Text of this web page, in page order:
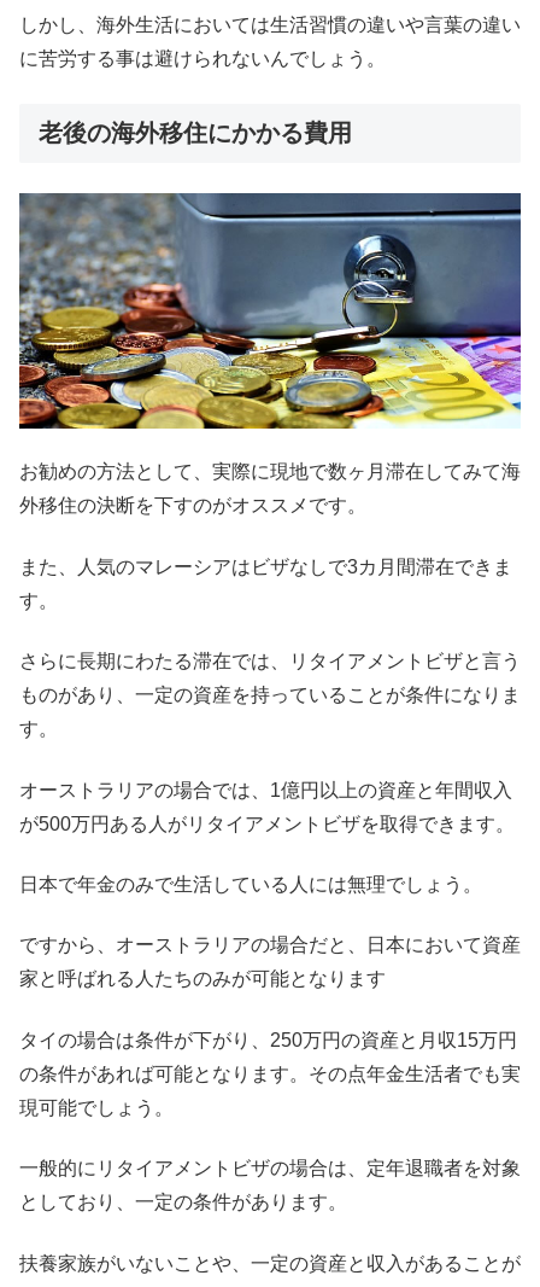
しかし、海外生活においては生活習慣の違いや言葉の違い
に苦労する事は避けられないんでしょう。
老後の海外移住にかかる費用
お勧めの方法として、実際に現地で数ヶ月滞在してみて海
外移住の決断を下すのがオススメです。
また、人気のマレーシアはビザなしで3カ月間滞在できま
す。
さらに長期にわたる滞在では、リタイアメントビザと言う
ものがあり、一定の資産を持っていることが条件になりま
す。
オーストラリアの場合では、1億円以上の資産と年間収入
が500万円ある人がリタイアメントビザを取得できます。
日本で年金のみで生活している人には無理でしょう。
ですから、オーストラリアの場合だと、日本において資産
家と呼ばれる人たちのみが可能となります
タイの場合は条件が下がり、250万円の資産と月収15万円
の条件があれば可能となります。その点年金生活者でも実
現可能でしょう。
一般的にリタイアメントビザの場合は、定年退職者を対象
としており、一定の条件があります。
扶養家族がいないことや、一定の資産と収入があることが